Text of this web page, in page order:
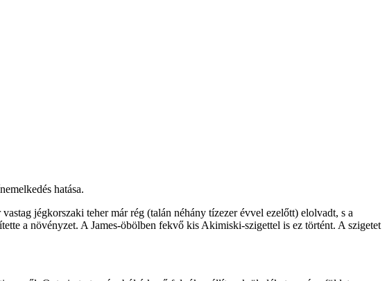
hatása.
jégkorszaki teher már rég (talán néhány tízezer évvel ezelőtt) elolvadt, s a
a növényzet. A James-öbölben fekvő kis Akimiski-szigettel is ez történt. A szigetet